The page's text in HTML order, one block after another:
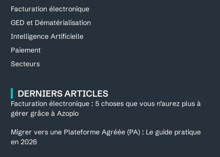
Facturation électronique
GED et Dématérialisation
Intelligence Artificielle
Paiement
Secteurs
DERNIERS ARTICLES
Facturation électronique : 5 choses que vous n’aurez plus à
gérer grâce à Azopio
Migrer vers une Plateforme Agréée (PA) : Le guide pratique
en 2026